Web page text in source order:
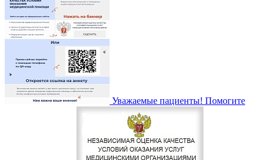
Уважаемые пациенты! Помогите